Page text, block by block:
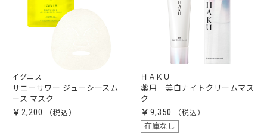
イグニス
サニーサワー ジューシースム
ース マスク
￥2,200
ＨＡＫＵ
薬用 美白ナイトクリームマス
ク
￥9,350
在庫なし